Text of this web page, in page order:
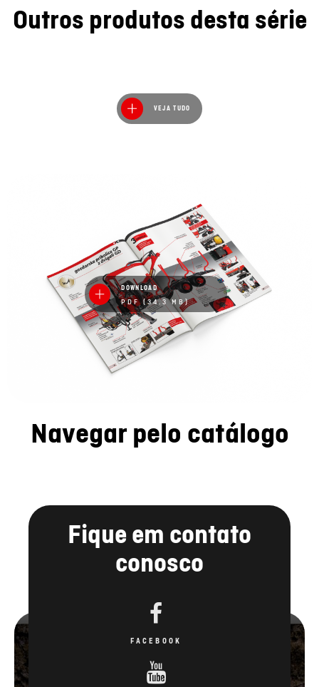
Outros produtos desta série
VEJA TUDO
DOWNLOAD
PDF (34.3 MB)
Navegar pelo catálogo
Fique em contato
conosco
FACEBOOK